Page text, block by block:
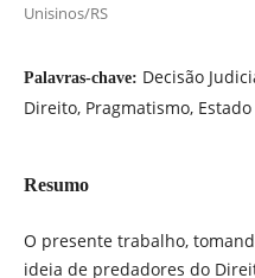
Unisinos/RS
Palavras-chave: Decisão
Direito, Pragmatismo,
Resumo
O presente trabalho,
ideia de predadores do